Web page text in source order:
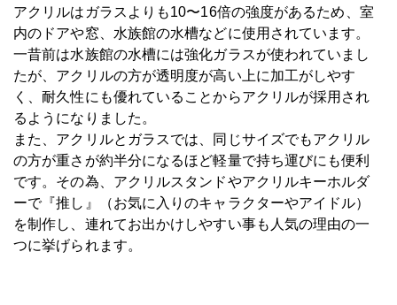
アクリルはガラスよりも10〜16倍の強度があるため、室
内のドアや窓、水族館の水槽などに使用されています。
一昔前は水族館の水槽には強化ガラスが使われていまし
たが、アクリルの方が透明度が高い上に加工がしやす
く、耐久性にも優れていることからアクリルが採用され
るようになりました。
また、アクリルとガラスでは、同じサイズでもアクリル
の方が重さが約半分になるほど軽量で持ち運びにも便利
です。その為、アクリルスタンドやアクリルキーホルダ
ーで『推し』（お気に入りのキャラクターやアイドル）
を制作し、連れてお出かけしやすい事も人気の理由の一
つに挙げられます。